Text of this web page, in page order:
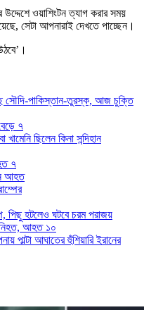
ওয়াশিংটন ত্যাগ করার সময়
সেটা আপনারাই দেখতে পাচ্ছেন।
সৌদি-পাকিস্তান-তুরস্ক, আজ চুক্তি
৭
ছিলেন কিনা সন্দিহান
৭
আহত
পিছু হটলেও ঘটবে চরম পরাজয়
নিহত, আহত ১০
পাল্টা আঘাতের হুঁশিয়ারি ইরানের